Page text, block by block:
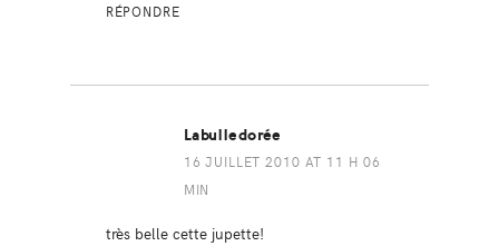
RÉPONDRE
Labulledorée
16 JUILLET 2010 AT 11 H 06
MIN
très belle cette jupette!